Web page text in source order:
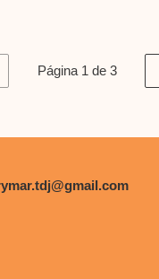
Página 1 de 3